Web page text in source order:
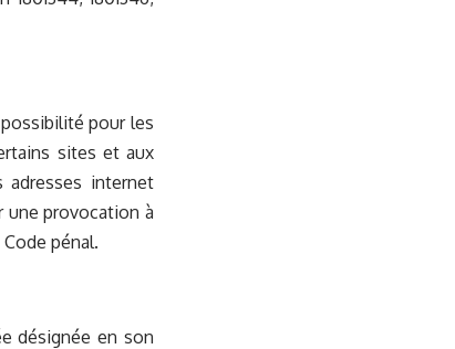
pour les
sites et aux
adresses internet
provocation à
pénal.
désignée en son